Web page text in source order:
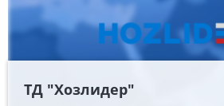
Контакты
ТД "Хозлидер"